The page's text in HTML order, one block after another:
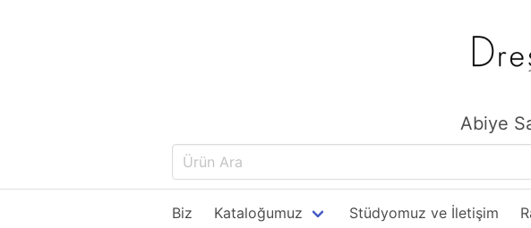
Abiye
Biz Kataloğumuz Stüdyomuz ve İletişim